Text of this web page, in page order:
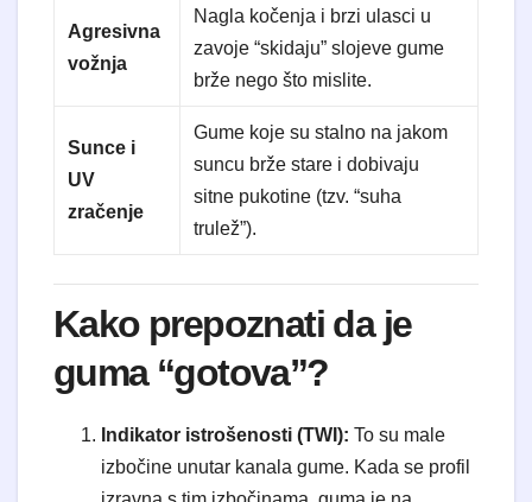
Agresivna
vožnja
Nagla kočenja i brzi ulasci u
zavoje “skidaju” slojeve gume
brže nego što mislite.
Sunce i
UV
zračenje
Gume koje su stalno na jakom
suncu brže stare i dobivaju
sitne pukotine (tzv. “suha
trulež”).
Kako prepoznati da je
guma “gotova”?
Indikator istrošenosti (TWI): To su male
izbočine unutar kanala gume. Kada se profil